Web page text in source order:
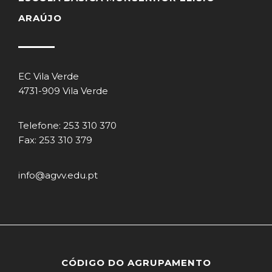
ARAÚJO
EC Vila Verde
4731-909 Vila Verde
Telefone: 253 310 370
Fax: 253 310 379
info@agvv.edu.pt
CÓDIGO DO AGRUPAMENTO